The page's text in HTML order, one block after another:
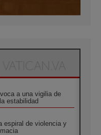
a una vigilia de
estabilidad
espiral de violencia y